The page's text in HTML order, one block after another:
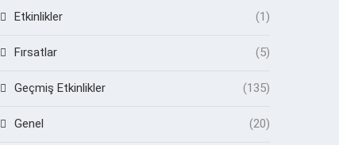
Etkinlikler (1)
Fırsatlar (5)
Geçmiş Etkinlikler (135)
Genel (20)